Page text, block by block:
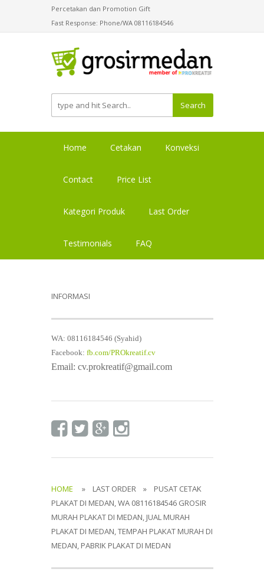
Percetakan dan Promotion Gift
Fast Response: Phone/WA 08116184546
Search
Home Cetakan Konveksi
Contact Price List
Kategori Produk Last Order
Testimonials FAQ
INFORMASI
WA: 08116184546 (Syahid)
Facebook: fb.com/PROkreatif.cv
Email: cv.prokreatif@gmail.com
HOME » LAST ORDER » PUSAT CETAK
PLAKAT DI MEDAN, WA 08116184546 GROSIR
MURAH PLAKAT DI MEDAN, JUAL MURAH
PLAKAT DI MEDAN, TEMPAH PLAKAT MURAH DI
MEDAN, PABRIK PLAKAT DI MEDAN